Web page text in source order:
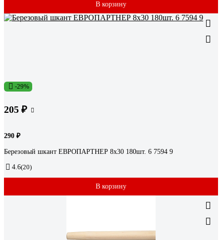
В корзину
-29%
205 ₽
290 ₽
Березовый шкант ЕВРОПАРТНЕР 8х30 180шт. 6 7594 9
4.6(20)
В корзину